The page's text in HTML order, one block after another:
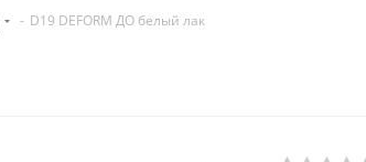
- D19 DEFORM ДО белый лак